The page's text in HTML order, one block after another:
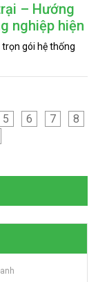
– Hướng
nghiệp hiện
trọn gói hệ thống
5 6 7
8